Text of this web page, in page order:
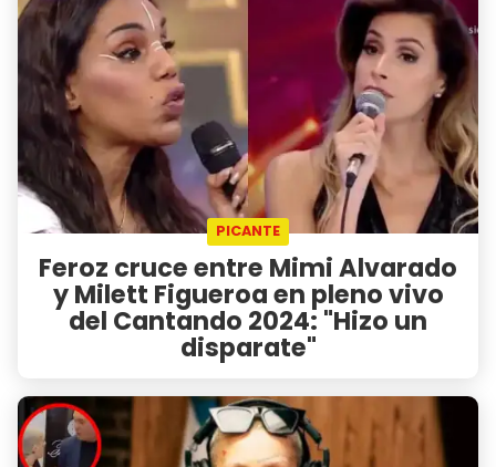
PICANTE
Feroz cruce entre Mimi Alvarado
y Milett Figueroa en pleno vivo
del Cantando 2024: "Hizo un
disparate"